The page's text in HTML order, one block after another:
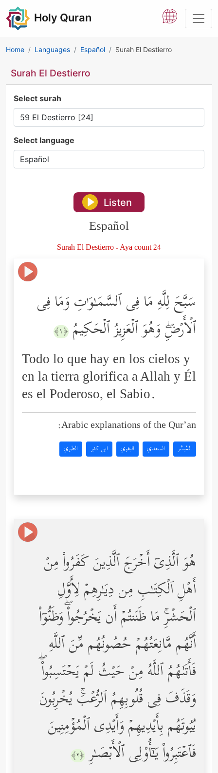
Holy Quran
Home Languages Español Surah El Destierro
Surah El Destierro
Select surah
Select language
Listen
Español
Surah El Destierro - Aya count 24
سَبَّحَ لِلَّهِ مَا فِی ٱلسَّمَـٰوَ ٰ⁠تِ وَمَا فِی
ٱلۡأَرۡضِۖ وَهُوَ ٱلۡعَزِیزُ ٱلۡحَكِیمُ ﴿١﴾
Todo lo que hay en los cielos y
en la tierra glorifica a Allah y Él
es el Poderoso, el Sabio.
Arabic explanations of the Qur’an:
المُيسَّر السعدي البغوي ابن كثير الطبري
هُوَ ٱلَّذِیۤ أَخۡرَجَ ٱلَّذِینَ كَفَرُواْ مِنۡ
أَهۡلِ ٱلۡكِتَـٰبِ مِن دِیَـٰرِهِمۡ لِأَوَّلِ
ٱلۡحَشۡرِۚ مَا ظَنَنتُمۡ أَن یَخۡرُجُواْۖ وَظَنُّوۤاْ
أَنَّهُم مَّانِعَتُهُمۡ حُصُونُهُم مِّنَ ٱللَّهِ
فَأَتَىٰهُمُ ٱللَّهُ مِنۡ حَیۡثُ لَمۡ یَحۡتَسِبُواْۖ
وَقَذَفَ فِی قُلُوبِهِمُ ٱلرُّعۡبَۚ یُخۡرِبُونَ
بُیُوتَهُم بِأَیۡدِیهِمۡ وَأَیۡدِی ٱلۡمُؤۡمِنِینَ
فَٱعۡتَبِرُواْ یَـٰۤأُوْلِی ٱلۡأَبۡصَـٰرِ ﴿٢﴾